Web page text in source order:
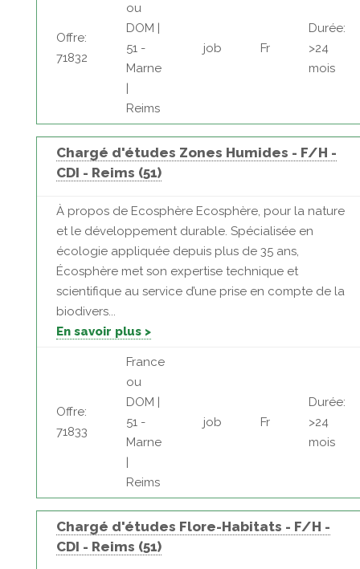
Offre:
71832
ou
DOM |
51 -
Marne
|
Reims
job Fr
Durée:
>24
mois
Chargé d'études Zones Humides - F/H -
CDI - Reims (51)
À propos de Ecosphère Ecosphère, pour la nature
et le développement durable. Spécialisée en
écologie appliquée depuis plus de 35 ans,
Écosphère met son expertise technique et
scientifique au service d’une prise en compte de la
biodivers...
En savoir plus >
Offre:
71833
France
ou
DOM |
51 -
Marne
|
Reims
job Fr
Durée:
>24
mois
Chargé d'études Flore-Habitats - F/H -
CDI - Reims (51)